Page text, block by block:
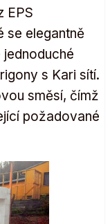
EPS
se elegantně
s Kari sítí.
směsí, čímž
požadované